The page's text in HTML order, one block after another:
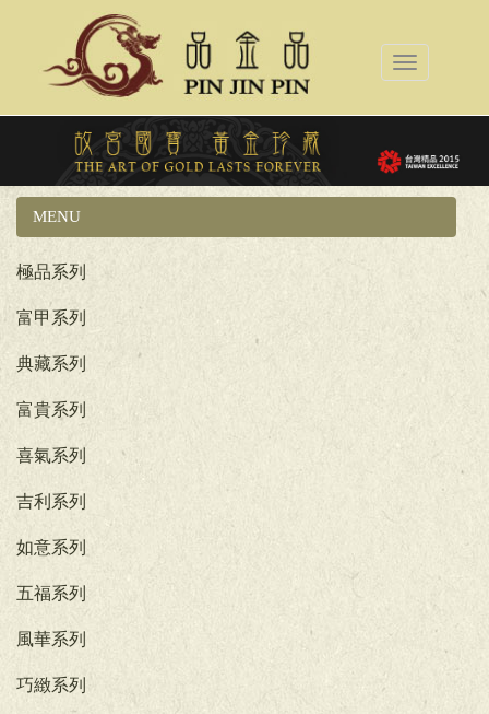
Toggle
MENU
極品系列
富甲系列
典藏系列
富貴系列
喜氣系列
吉利系列
如意系列
五福系列
風華系列
巧緻系列